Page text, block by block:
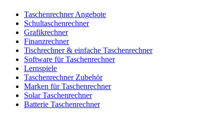
Taschenrechner Angebote
Schultaschenrechner
Grafikrechner
Finanzrechner
Tischrechner & einfache Taschenrechner
Software für Taschenrechner
Lernspiele
Taschenrechner Zubehör
Marken für Taschenrechner
Solar Taschenrechner
Batterie Taschenrechner